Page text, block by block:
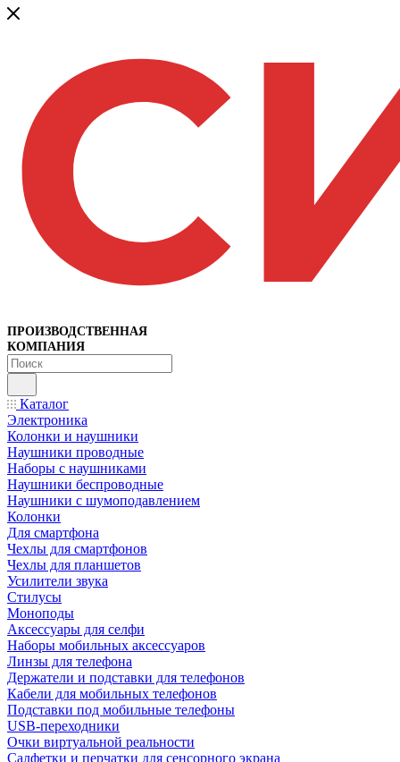
ПРОИЗВОДСТВЕННАЯ
КОМПАНИЯ
Каталог
Электроника
Колонки и наушники
Наушники проводные
Наборы с наушниками
Наушники беспроводные
Наушники с шумоподавлением
Колонки
Для смартфона
Чехлы для смартфонов
Чехлы для планшетов
Усилители звука
Стилусы
Моноподы
Аксессуары для селфи
Наборы мобильных аксессуаров
Линзы для телефона
Держатели и подставки для телефонов
Кабели для мобильных телефонов
Подставки под мобильные телефоны
USB-переходники
Очки виртуальной реальности
Салфетки и перчатки для сенсорного экрана